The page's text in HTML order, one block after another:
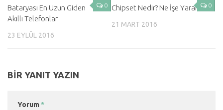
0
Bataryası En Uzun Giden
Akıllı Telefonlar
23 EYLÜL 2016
0
Chipset Nedir? Ne İşe Yarar?
21 MART 2016
BIR YANIT YAZIN
Yorum *